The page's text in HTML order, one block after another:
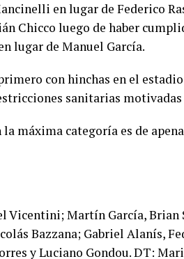
en lugar de Federico
Chicco luego de haber
lugar de Manuel García.
con hinchas en el
sanitarias
máxima categoría es de
Vicentini; Martín García,
Bazzana; Gabriel Alanís,
y Luciano Gondou. DT: